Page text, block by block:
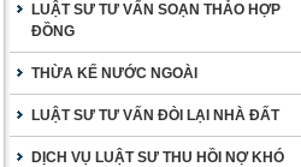
LUẬT SƯ TƯ VẤN SOẠN THẢO HỢP
ĐỒNG
THỪA KẾ NƯỚC NGOÀI
LUẬT SƯ TƯ VẤN ĐÒI LẠI NHÀ ĐẤT
DỊCH VỤ LUẬT SƯ THU HỒI NỢ KHÓ